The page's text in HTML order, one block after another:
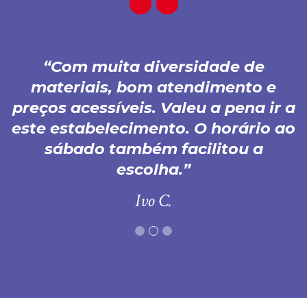
Com muita diversidade de
materiais, bom atendimento e
preços acessíveis. Valeu a pena ir a
este estabelecimento. O horário ao
sábado também facilitou a
escolha.
Ivo C.